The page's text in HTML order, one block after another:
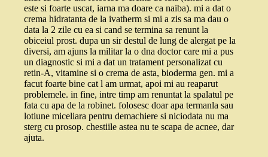
este si foarte uscat, iarna ma doare ca naiba). mi a dat o
crema hidratanta de la ivatherm si mi a zis sa ma dau o
data la 2 zile cu ea si cand se termina sa renunt la
obiceiul prost. dupa un sir destul de lung de alergat pe la
diversi, am ajuns la militar la o dna doctor care mi a pus
un diagnostic si mi a dat un tratament personalizat cu
retin-A, vitamine si o crema de asta, bioderma gen. mi a
facut foarte bine cat l am urmat, apoi mi au reaparut
problemele. in fine, intre timp am renuntat la spalatul pe
fata cu apa de la robinet. folosesc doar apa termanla sau
lotiune miceliara pentru demachiere si niciodata nu ma
sterg cu prosop. chestiile astea nu te scapa de acnee, dar
ajuta.